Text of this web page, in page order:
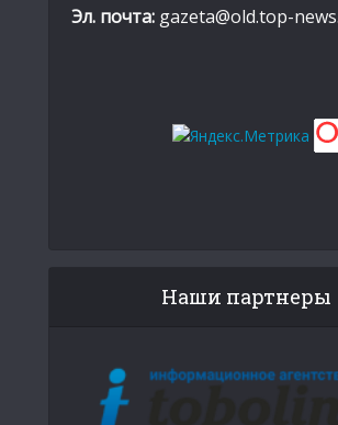
Эл. почта: gazeta@old.top-
Наши партнеры